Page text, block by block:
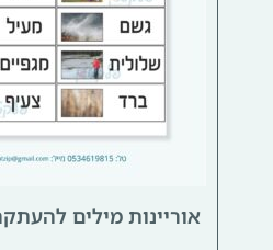
אוריינות מילים